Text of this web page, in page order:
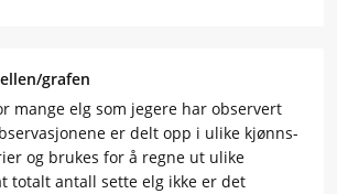
grafen
mange elg som jegere har observert
er delt opp i ulike kjønns-
og brukes for å regne ut ulike
totalt antall sette elg ikke er det